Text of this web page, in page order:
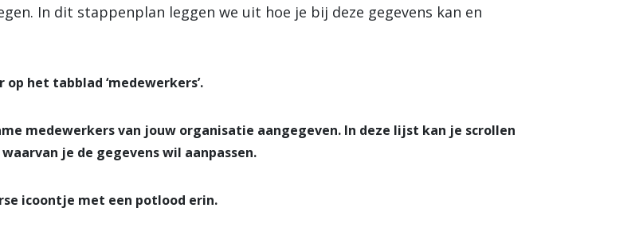
In dit stappenplan leggen we uit hoe je bij deze gegevens kan en
het tabblad ‘medewerkers’.
medewerkers van jouw organisatie aangegeven. In deze lijst kan je scrollen
je de gegevens wil aanpassen.
icoontje met een potlood erin.